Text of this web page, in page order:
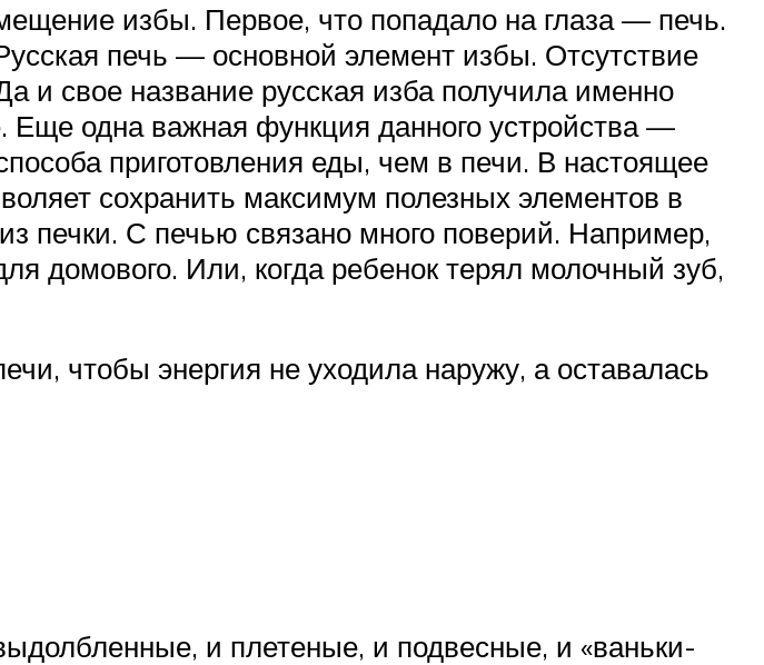
избы. Первое, что попадало на глаза — печь.
печь — основной элемент избы. Отсутствие
и свое название русская изба получила именно
Еще одна важная функция данного устройства —
приготовления еды, чем в печи. В настоящее
сохранить максимум полезных элементов в
печки. С печью связано много поверий. Например,
домового. Или, когда ребенок терял молочный зуб,
чтобы энергия не уходила наружу, а оставалась
и плетеные, и подвесные, и «ваньки-